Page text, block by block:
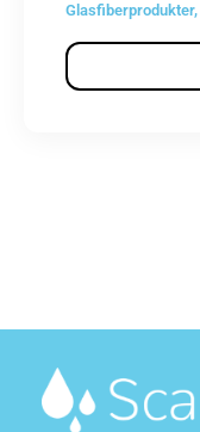
Glasfiberprodukter,